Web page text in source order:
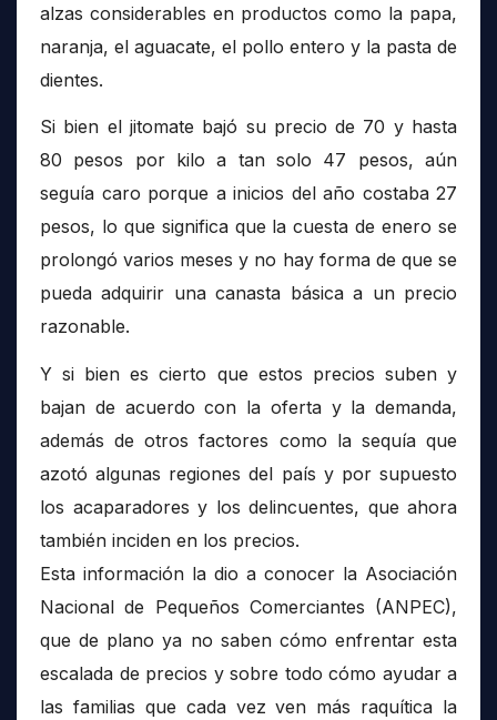
alzas considerables en productos como la papa,
naranja, el aguacate, el pollo entero y la pasta de
dientes.
Si bien el jitomate bajó su precio de 70 y hasta
80 pesos por kilo a tan solo 47 pesos, aún
seguía caro porque a inicios del año costaba 27
pesos, lo que significa que la cuesta de enero se
prolongó varios meses y no hay forma de que se
pueda adquirir una canasta básica a un precio
razonable.
Y si bien es cierto que estos precios suben y
bajan de acuerdo con la oferta y la demanda,
además de otros factores como la sequía que
azotó algunas regiones del país y por supuesto
los acaparadores y los delincuentes, que ahora
también inciden en los precios.
Esta información la dio a conocer la Asociación
Nacional de Pequeños Comerciantes (ANPEC),
que de plano ya no saben cómo enfrentar esta
escalada de precios y sobre todo cómo ayudar a
las familias que cada vez ven más raquítica la